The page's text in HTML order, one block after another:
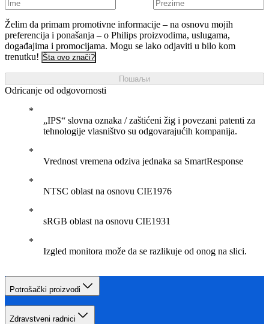
Želim da primam promotivne informacije – na osnovu mojih
preferencija i ponašanja – o Philips proizvodima, uslugama,
događajima i promocijama. Mogu se lako odjaviti u bilo kom
trenutku! Šta ovo znači?
Пошаљи
Odricanje od odgovornosti
„IPS“ slovna oznaka / zaštićeni žig i povezani patenti za
tehnologije vlasništvo su odgovarajućih kompanija.
Vrednost vremena odziva jednaka sa SmartResponse
NTSC oblast na osnovu CIE1976
sRGB oblast na osnovu CIE1931
Izgled monitora može da se razlikuje od onog na slici.
Potrošački proizvodi
Zdravstveni radnici